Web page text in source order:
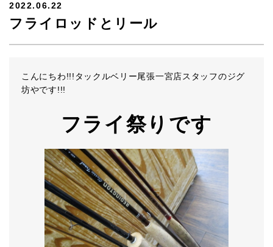
2022.06.22
フライロッドとリール
こんにちわ!!!タックルベリー尾張一宮店スタッフのジグ
坊やです!!!
フライ祭りです